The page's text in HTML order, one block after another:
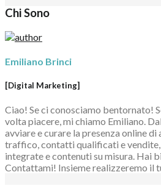
Chi Sono
Emiliano Brinci
[Digital Marketing]
Ciao! Se ci conosciamo bentornato!
volta piacere, mi chiamo Emiliano.
avviare e curare la presenza online
traffico, contatti qualificati e
integrate e contenuti su misura. Hai
Contattami! Insieme realizzeremo il